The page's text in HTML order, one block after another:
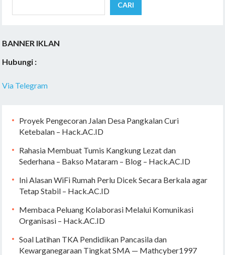
CARI
BANNER IKLAN
Hubungi :
Via Telegram
Proyek Pengecoran Jalan Desa Pangkalan Curi
Ketebalan – Hack.AC.ID
Rahasia Membuat Tumis Kangkung Lezat dan
Sederhana – Bakso Mataram – Blog – Hack.AC.ID
Ini Alasan WiFi Rumah Perlu Dicek Secara Berkala agar
Tetap Stabil – Hack.AC.ID
Membaca Peluang Kolaborasi Melalui Komunikasi
Organisasi – Hack.AC.ID
Soal Latihan TKA Pendidikan Pancasila dan
Kewarganegaraan Tingkat SMA — Mathcyber1997